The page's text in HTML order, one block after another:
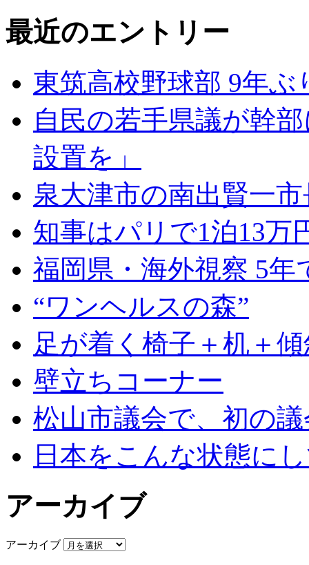
最近のエントリー
東筑高校野球部 9年
自民の若手県議が幹
設置を」
泉大津市の南出賢一
知事はパリで1泊13
福岡県・海外視察 5年
“ワンヘルスの森”
足が着く椅子＋机＋
壁立ちコーナー
松山市議会で、初の
日本をこんな状態に
アーカイブ
アーカイブ